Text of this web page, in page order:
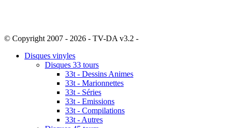
© Copyright 2007 - 2026 - TV-DA v3.2 -
Disques vinyles
Disques 33 tours
33t - Dessins Animes
33t - Marionnettes
33t - Séries
33t - Emissions
33t - Compilations
33t - Autres